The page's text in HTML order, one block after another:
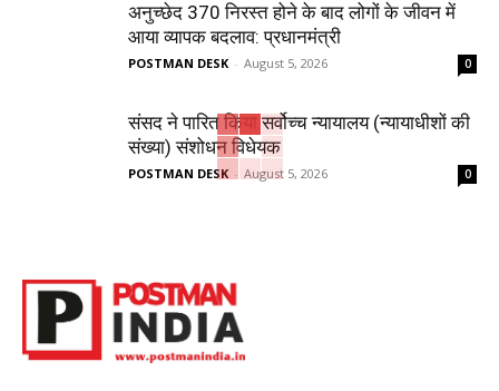
अनुच्छेद 370 निरस्त होने के बाद लोगों के जीवन में
आया व्यापक बदलाव: प्रधानमंत्री
POSTMAN DESK - August 5, 2026 0
संसद ने पारित किया सर्वोच्च न्यायालय (न्यायाधीशों की
संख्या) संशोधन विधेयक
POSTMAN DESK - August 5, 2026 0